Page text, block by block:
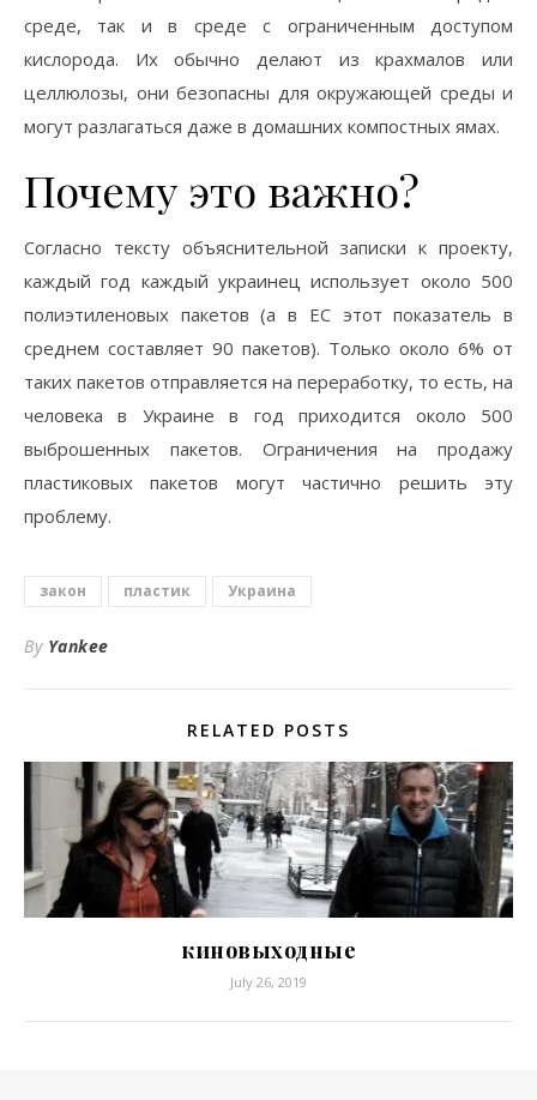
среде, так и в среде с ограниченным доступом
кислорода. Их обычно делают из крахмалов или
целлюлозы, они безопасны для окружающей среды и
могут разлагаться даже в домашних компостных ямах.
Почему это важно?
Согласно тексту объяснительной записки к проекту,
каждый год каждый украинец использует около 500
полиэтиленовых пакетов (а в ЕС этот показатель в
среднем составляет 90 пакетов). Только около 6% от
таких пакетов отправляется на переработку, то есть, на
человека в Украине в год приходится около 500
выброшенных пакетов. Ограничения на продажу
пластиковых пакетов могут частично решить эту
проблему.
закон пластик Украина
By Yankee
RELATED POSTS
киновыходные
July 26, 2019